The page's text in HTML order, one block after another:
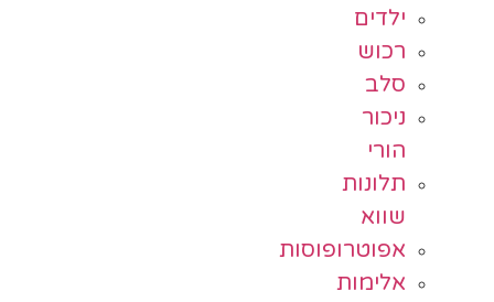
ילדים
רכוש
סלב
ניכור
הורי
תלונות
שווא
אפוטרופוסות
אלימות